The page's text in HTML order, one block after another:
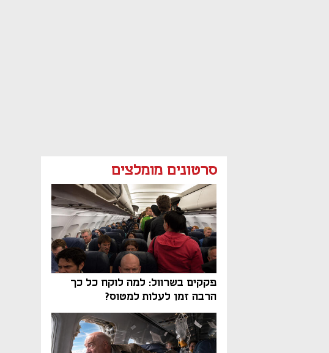
סרטונים מומלצים
פקקים בשרוול: למה לוקח כל כך
הרבה זמן לעלות למטוס?